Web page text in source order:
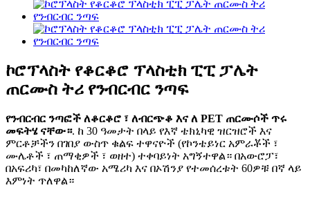
ኮሮፕላስት የቆርቆሮ ፕላስቲክ ፒፒ ፓሌት
ጠርሙስ ትሪ የንብርብር ንጣፍ
የንብርብር ንጣፎች ለቆርቆሮ ፣ ለብርጭቆ እና ለ PET ጠርሙሶች ጥሩ
መፍትሄ ናቸው።. ከ 30 ዓመታት በላይ የእኛ ቴክኒካዊ ዝርዝሮች እና
ምርቶቻችን በገበያ ውስጥ ቁልፍ ተዋናዮች (የኮንቴይነር አምራቾች ፣
ሙሌቶች ፣ ጠማቂዎች ፣ ወዘተ) ተቀባይነት አግኝተዋል። በአውሮፓ፣
በአፍሪካ፣ በመካከለኛው አሜሪካ እና በኦሽንያ የተመሰረቱት 60ዎቹ በኛ ላይ
እምነት ጥለዋል።